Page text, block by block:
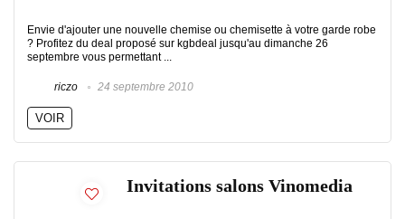
Envie d'ajouter une nouvelle chemise ou chemisette à votre garde robe
? Profitez du deal proposé sur kgbdeal jusqu'au dimanche 26
septembre vous permettant ...
riczo 24 septembre 2010
VOIR
Invitations salons Vinomedia